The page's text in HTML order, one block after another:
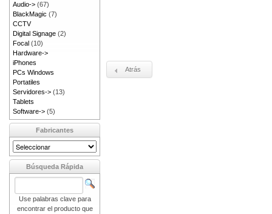
Atrás
Audio-> (67)
BlackMagic (7)
CCTV
Digital Signage (2)
Focal (10)
Hardware->
iPhones
PCs Windows
Portatiles
Servidores-> (13)
Tablets
Software-> (5)
Fabricantes
Búsqueda Rápida
Use palabras clave para
encontrar el producto que